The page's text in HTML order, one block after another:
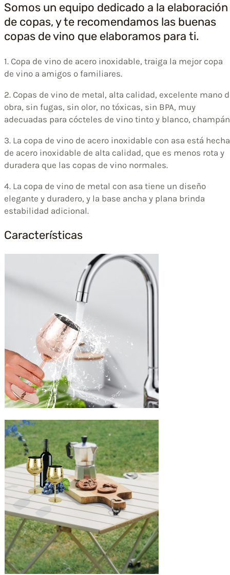
Somos un equipo dedicado a la elaboración
de copas, y te recomendamos las buenas
copas de vino que elaboramos para ti.
1. Copa de vino de acero inoxidable, traiga la mejor copa
de vino a amigos o familiares.
2. Copas de vino de metal, alta calidad, excelente mano
obra, sin fugas, sin olor, no tóxicas, sin BPA, muy
adecuadas para cócteles de vino tinto y blanco,
3. La copa de vino de acero inoxidable con asa está hecha
de acero inoxidable de alta calidad, que es menos rota y
duradera que las copas de vino normales.
4. La copa de vino de metal con asa tiene un diseño
elegante y duradero, y la base ancha y plana brinda
estabilidad adicional.
Características